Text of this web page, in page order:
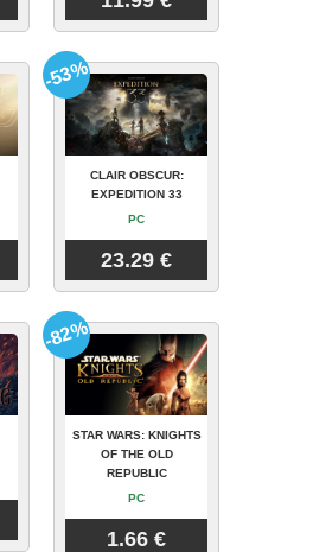
CLAIR OBSCUR:
EXPEDITION 33
PC
23.29 €
-53%
STAR WARS: KNIGHTS
OF THE OLD
REPUBLIC
PC
1.66 €
-82%